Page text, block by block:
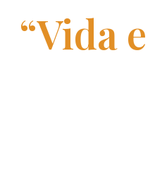
“Vida